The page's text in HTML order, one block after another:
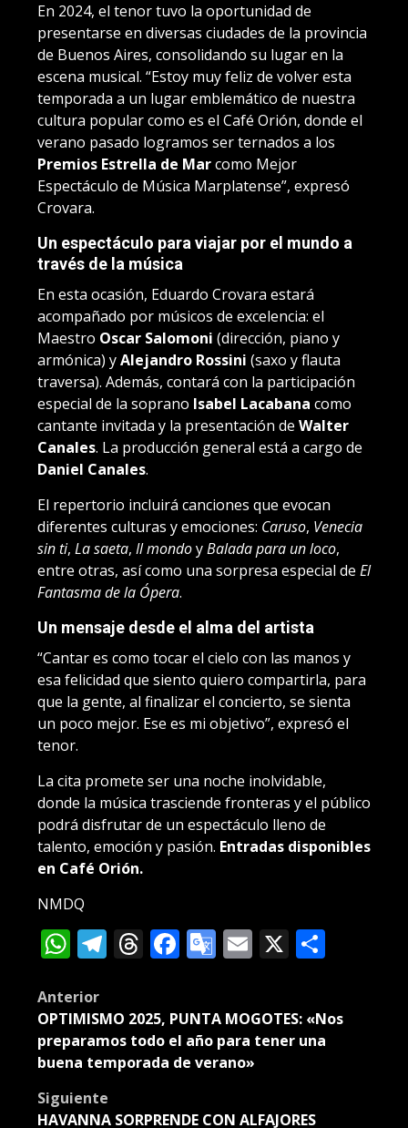
En 2024, el tenor tuvo la oportunidad de
presentarse en diversas ciudades de la provincia
de Buenos Aires, consolidando su lugar en la
escena musical. “Estoy muy feliz de volver esta
temporada a un lugar emblemático de nuestra
cultura popular como es el Café Orión, donde el
verano pasado logramos ser ternados a los
Premios Estrella de Marcomo Mejor
Espectáculo de Música Marplatense”, expresó
Crovara.
Un espectáculo para viajar por el mundo a
través de la música
En esta ocasión, Eduardo Crovara estará
acompañado por músicos de excelencia: el
Maestro Oscar Salomoni (dirección, piano y
armónica) yAlejandro Rossini (saxo y flauta
traversa). Además, contará con la participación
especial de la soprano Isabel Lacabana como
cantante invitada y la presentación de Walter
Canales. La producción general está a cargo de
Daniel Canales.
El repertorio incluirá canciones que evocan
diferentes culturas y emociones: Caruso, Venecia
sin ti, La saeta, Il mondoyBalada para un loco,
entre otras, así como una sorpresa especial de El
Fantasma de la Ópera.
Un mensaje desde el alma del artista
“Cantar es como tocar el cielo con las manos y
esa felicidad que siento quiero compartirla, para
que la gente, al finalizar el concierto, se sienta
un poco mejor. Ese es mi objetivo”, expresó el
tenor.
La cita promete ser una noche inolvidable,
donde la música trasciende fronteras y el público
podrá disfrutar de un espectáculo lleno de
talento, emoción y pasión. Entradas disponibles
en Café Orión.
NMDQ
WhatsApp
Telegram
Threads
Facebook
Google
Email
X
Post
navigation
Anterior
OPTIMISMO 2025, PUNTA MOGOTES: «Nos
preparamos todo el año para tener una
buena temporada de verano»
Siguiente
HAVANNA SORPRENDE CON ALFAJORES